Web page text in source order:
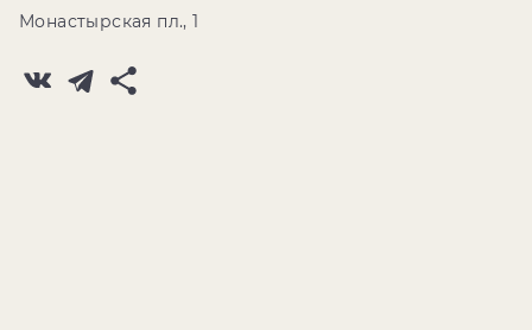
Монастырская пл., 1